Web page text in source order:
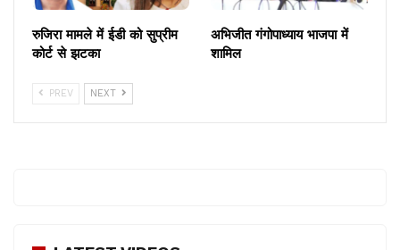
रुजिरा मामले में ईडी को सुप्रीम
कोर्ट से झटका
अभिजीत गंगोपाध्याय भाजपा में
शामिल
PREV NEXT